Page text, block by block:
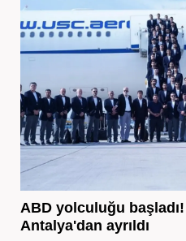
ABD yolculuğu başladı!
Antalya'dan ayrıldı